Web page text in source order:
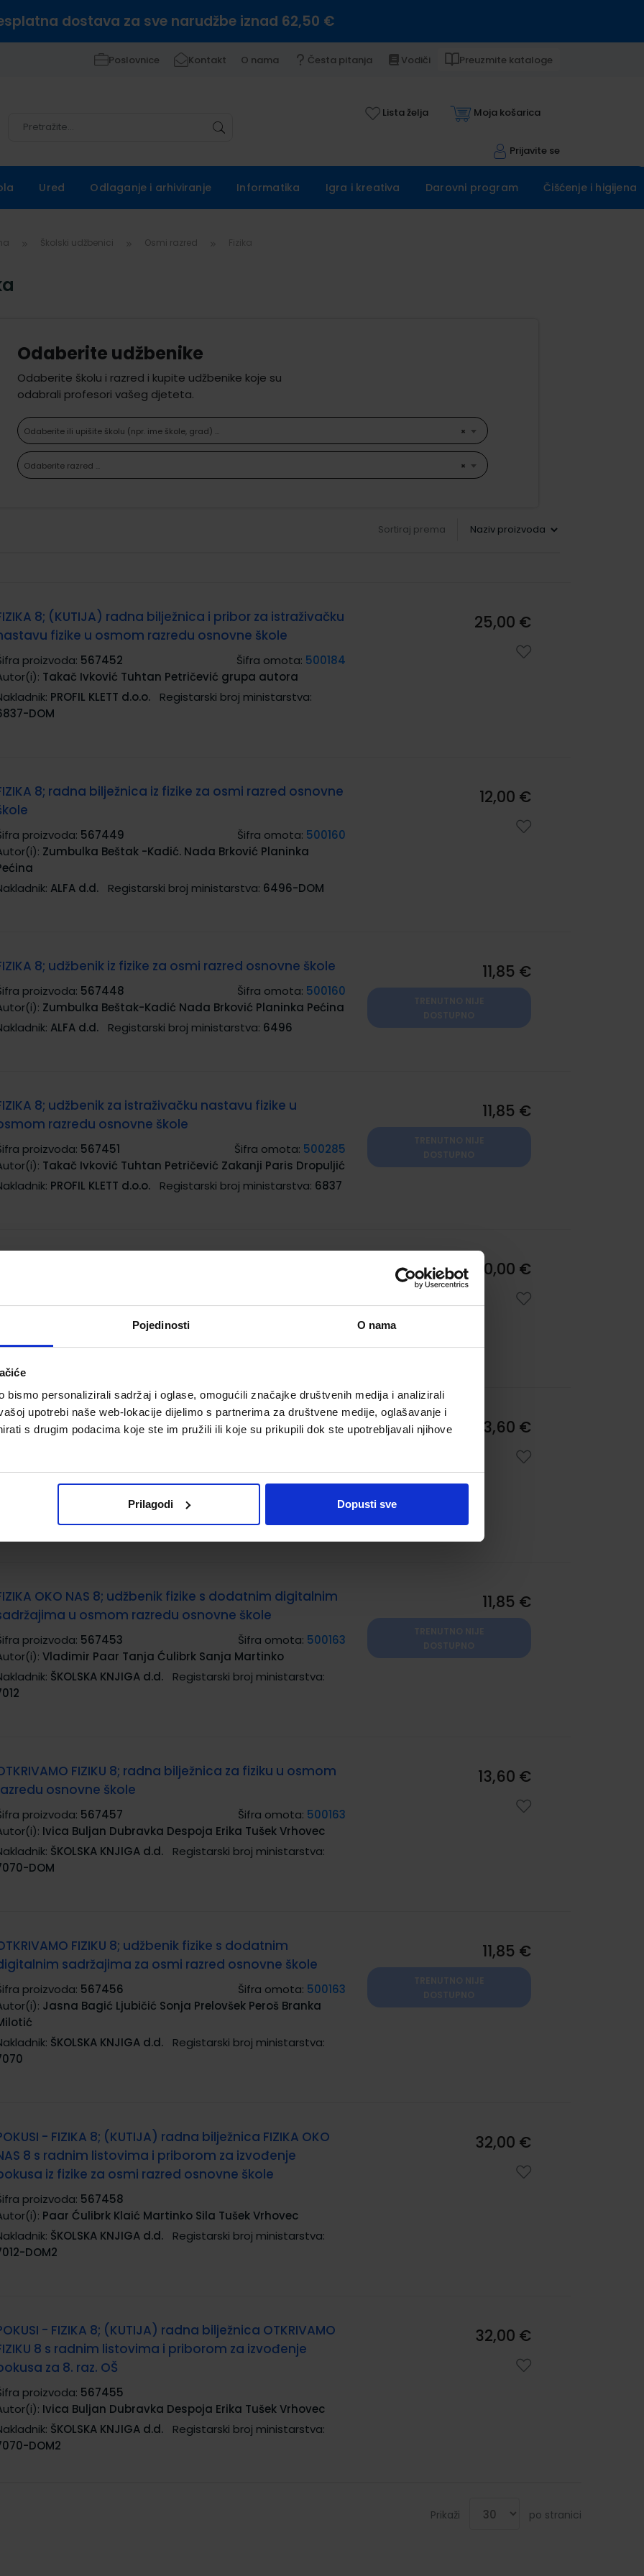
Pojedinosti O nama
bismo personalizirali sadržaj i oglase, omogućili značajke društvenih medija i analizirali
upotrebi naše web-lokacije dijelimo s partnerima za društvene medije, oglašavanje i
s drugim podacima koje ste im pružili ili koje su prikupili dok ste upotrebljavali njihove
Prilagodi Dopusti sve
dostava za sve narudžbe iznad 62,50 €
Poslovnice Kontakt O nama Česta pitanja Vodiči Preuzmite kataloge
Lista želja Moja košarica
Prijavite se
Ured Odlaganje i arhiviranje Informatika Igra i kreativa Darovni program Čišćenje i higijena
Školski udžbenici Osmi razred
Odaberite udžbenike
Odaberite školu i razred i kupite udžbenike koje su
odabrali profesori vašeg djeteta.
×
Odaberite ili upišite školu (npr. ime škole, grad) ...
×
Odaberite razred ...
Sortiraj prema
8; (KUTIJA) radna bilježnica i pribor za istraživačku
fizike u osmom razredu osnovne škole
proizvoda: 567452 Šifra omota: 500184
Takač Ivković Tuhtan Petričević grupa autora
PROFIL KLETT d.o.o.
Registarski broj ministarstva:
DOM
25,00 €
8; radna bilježnica iz fizike za osmi razred osnovne
proizvoda: 567449 Šifra omota: 500160
Zumbulka Beštak -Kadić. Nada Brković Planinka
ALFA d.d. Registarski broj ministarstva: 6496-DOM
12,00 €
8; udžbenik iz fizike za osmi razred osnovne škole
proizvoda: 567448 Šifra omota: 500160
Zumbulka Beštak-Kadić Nada Brković Planinka Pećina
ALFA d.d. Registarski broj ministarstva: 6496
11,85 €
8; udžbenik za istraživačku nastavu fizike u
razredu osnovne škole
proizvoda: 567451 Šifra omota: 500285
Takač Ivković Tuhtan Petričević Zakanji Paris Dropuljić
PROFIL KLETT d.o.o. Registarski broj ministarstva: 6837
11,85 €
proizvoda:567450 Šifra omota:500167
Zumbulka Beštak Kadić Nada Brković Planinka Pećina
ALFA d.d. Registarski broj ministarstva:6496-DOM2
10,00 €
OKO NAS 8; radna bilježnica za fiziku u osmom
razredu osnovne škole
Paar Ćulibrk Klaić Martinko Sila Tušek Vrhovec
ŠKOLSKA KNJIGA d.d.
Registarski broj ministarstva:
13,60 €
OKO NAS 8; udžbenik fizike s dodatnim digitalnim
u osmom razredu osnovne škole
proizvoda: 567453 Šifra omota: 500163
Vladimir Paar Tanja Ćulibrk Sanja Martinko
ŠKOLSKA KNJIGA d.d.
Registarski broj ministarstva:
11,85 €
FIZIKU 8; radna bilježnica za fiziku u osmom
osnovne škole
proizvoda: 567457 Šifra omota: 500163
Ivica Buljan Dubravka Despoja Erika Tušek Vrhovec
ŠKOLSKA KNJIGA d.d.
Registarski broj ministarstva:
DOM
13,60 €
FIZIKU 8; udžbenik fizike s dodatnim
sadržajima za osmi razred osnovne škole
proizvoda: 567456 Šifra omota: 500163
Jasna Bagić Ljubičić Sonja Prelovšek Peroš Branka
ŠKOLSKA KNJIGA d.d.
Registarski broj ministarstva:
11,85 €
- FIZIKA 8; (KUTIJA) radna bilježnica FIZIKA OKO
8 s radnim listovima i priborom za izvođenje
iz fizike za osmi razred osnovne škole
proizvoda: 567458
Paar Ćulibrk Klaić Martinko Sila Tušek Vrhovec
ŠKOLSKA KNJIGA d.d.
Registarski broj ministarstva:
DOM2
32,00 €
- FIZIKA 8; (KUTIJA) radna bilježnica OTKRIVAMO
8 s radnim listovima i priborom za izvođenje
za 8. raz. OŠ
proizvoda: 567455
Ivica Buljan Dubravka Despoja Erika Tušek Vrhovec
ŠKOLSKA KNJIGA d.d.
Registarski broj ministarstva:
DOM2
32,00 €
Prikaži po stranici